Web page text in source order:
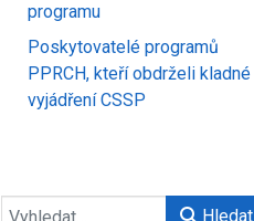
programu
Poskytovatelé programů
PPRCH, kteří obdrželi kladné
vyjádření CSSP
Hledat